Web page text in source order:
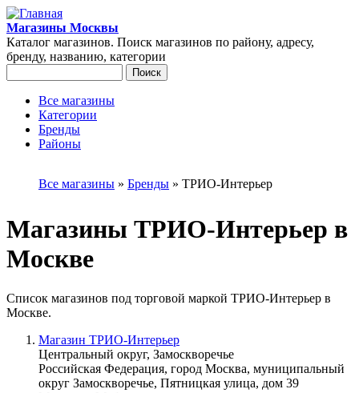
Перейти к основному содержанию
Магазины Москвы
Каталог магазинов. Поиск магазинов по району, адресу,
бренду, названию, категории
Главное меню
Все магазины
Категории
Бренды
Районы
Вы здесьВсе магазины » Бренды » ТРИО-Интерьер
Магазины ТРИО-Интерьер в
Москве
Список магазинов под торговой маркой ТРИО-Интерьер в
Москве.
Магазин ТРИО-Интерьер
Центральный округ, Замоскворечье
Российская Федерация, город Москва, муниципальный
округ Замоскворечье, Пятницкая улица, дом 39